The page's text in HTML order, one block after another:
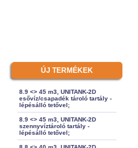
ÚJ TERMÉKEK
8.9 <> 45 m3, UNITANK-2D
esővíz/csapadék tároló tartály -
lépésálló tetővel;
8.9 <> 45 m3, UNITANK-2D
szennyvíztároló tartály -
lépésálló tetővel;